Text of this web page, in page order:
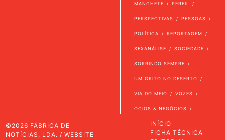
MANCHETE PERFIL
PERSPECTIVAS PESSOAS
POLÍTICA REPORTAGEM
SEXANÁLISE SOCIEDADE
SORRINDO SEMPRE
UM GRITO NO DESERTO
VIA DO MEIO VOZES
ÓCIOS & NEGÓCIOS
©2026 FÁBRICA DE
NOTÍCIAS, LDA. / WEBSITE
INÍCIO
FICHA TÉCNICA